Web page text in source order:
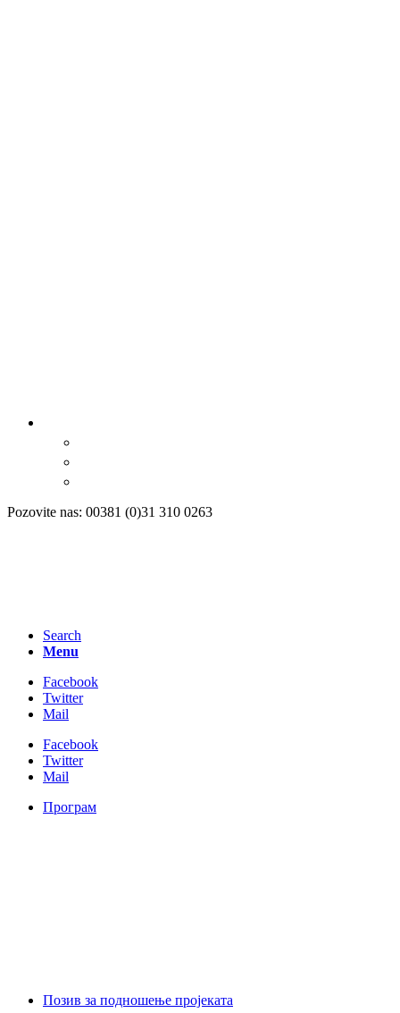
Pozovite nas: 00381 (0)31 310 0263
Search
Menu
Facebook
Twitter
Mail
Facebook
Twitter
Mail
Програм
Позив за подношење пројеката